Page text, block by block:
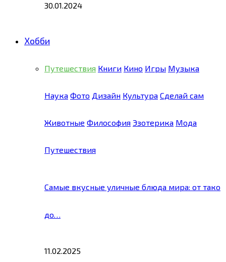
30.01.2024
Хобби
Путешествия Книги Кино Игры Музыка
Наука Фото Дизайн Культура Сделай сам
Животные Философия Эзотерика Мода
Путешествия
Самые вкусные уличные блюда мира: от тако
до…
11.02.2025